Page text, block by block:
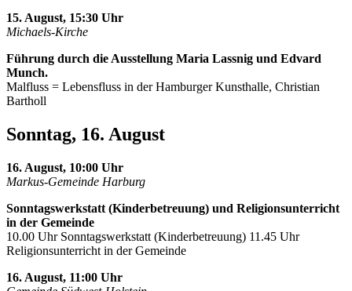
15. August, 15:30 Uhr
Michaels-Kirche
Führung durch die Ausstellung Maria Lassnig und Edvard
Munch.
Malfluss = Lebensfluss in der Hamburger Kunsthalle, Christian
Bartholl
Sonntag, 16. August
16. August, 10:00 Uhr
Markus-Gemeinde Harburg
Sonntagswerkstatt (Kinderbetreuung) und Religionsunterricht
in der Gemeinde
10.00 Uhr Sonntagswerkstatt (Kinderbetreuung) 11.45 Uhr
Religionsunterricht in der Gemeinde
16. August, 11:00 Uhr